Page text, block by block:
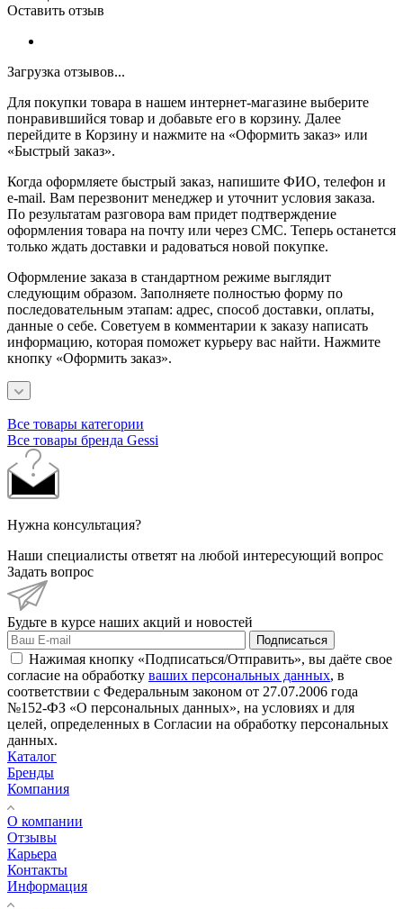
Оставить отзыв
Загрузка отзывов...
Для покупки товара в нашем интернет-магазине выберите
понравившийся товар и добавьте его в корзину. Далее
перейдите в Корзину и нажмите на «Оформить заказ» или
«Быстрый заказ».
Когда оформляете быстрый заказ, напишите ФИО, телефон и
e-mail. Вам перезвонит менеджер и уточнит условия заказа.
По результатам разговора вам придет подтверждение
оформления товара на почту или через СМС. Теперь останется
только ждать доставки и радоваться новой покупке.
Оформление заказа в стандартном режиме выглядит
следующим образом. Заполняете полностью форму по
последовательным этапам: адрес, способ доставки, оплаты,
данные о себе. Советуем в комментарии к заказу написать
информацию, которая поможет курьеру вас найти. Нажмите
кнопку «Оформить заказ».
Все товары категории
Все товары бренда Gessi
Нужна консультация?
Наши специалисты ответят на любой интересующий вопрос
Задать вопрос
Будьте в курсе наших акций и новостей
Подписаться
Нажимая кнопку «Подписаться/Отправить», вы даёте свое
согласие на обработку ваших персональных данных, в
соответствии с Федеральным законом от 27.07.2006 года
№152-ФЗ «О персональных данных», на условиях и для
целей, определенных в Согласии на обработку персональных
данных.
Каталог
Бренды
Компания
О компании
Отзывы
Карьера
Контакты
Информация